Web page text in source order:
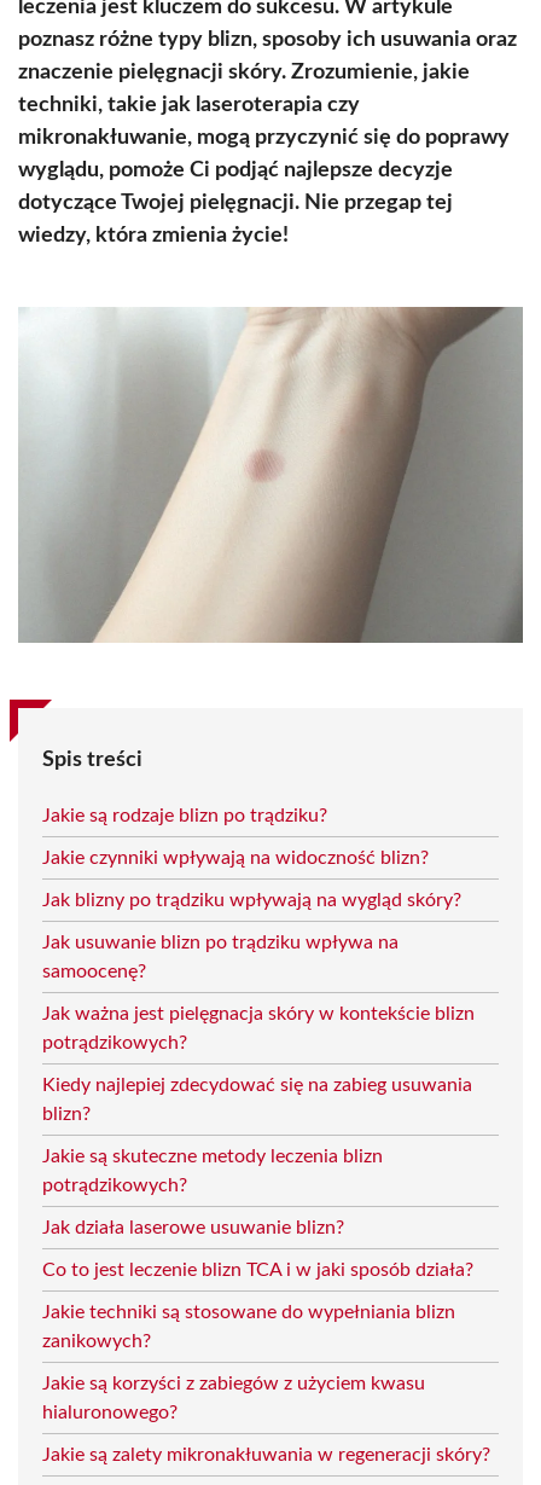
leczenia jest kluczem do sukcesu. W artykule
poznasz różne typy blizn, sposoby ich usuwania oraz
znaczenie pielęgnacji skóry. Zrozumienie, jakie
techniki, takie jak laseroterapia czy
mikronakłuwanie, mogą przyczynić się do poprawy
wyglądu, pomoże Ci podjąć najlepsze decyzje
dotyczące Twojej pielęgnacji. Nie przegap tej
wiedzy, która zmienia życie!
Spis treści
Jakie są rodzaje blizn po trądziku?
Jakie czynniki wpływają na widoczność blizn?
Jak blizny po trądziku wpływają na wygląd skóry?
Jak usuwanie blizn po trądziku wpływa na
samoocenę?
Jak ważna jest pielęgnacja skóry w kontekście blizn
potrądzikowych?
Kiedy najlepiej zdecydować się na zabieg usuwania
blizn?
Jakie są skuteczne metody leczenia blizn
potrądzikowych?
Jak działa laserowe usuwanie blizn?
Co to jest leczenie blizn TCA i w jaki sposób działa?
Jakie techniki są stosowane do wypełniania blizn
zanikowych?
Jakie są korzyści z zabiegów z użyciem kwasu
hialuronowego?
Jakie są zalety mikronakłuwania w regeneracji skóry?